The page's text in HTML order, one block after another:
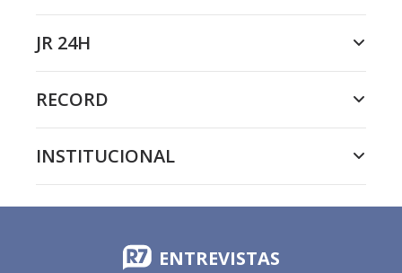
JR 24H
RECORD
INSTITUCIONAL
ENTREVISTAS